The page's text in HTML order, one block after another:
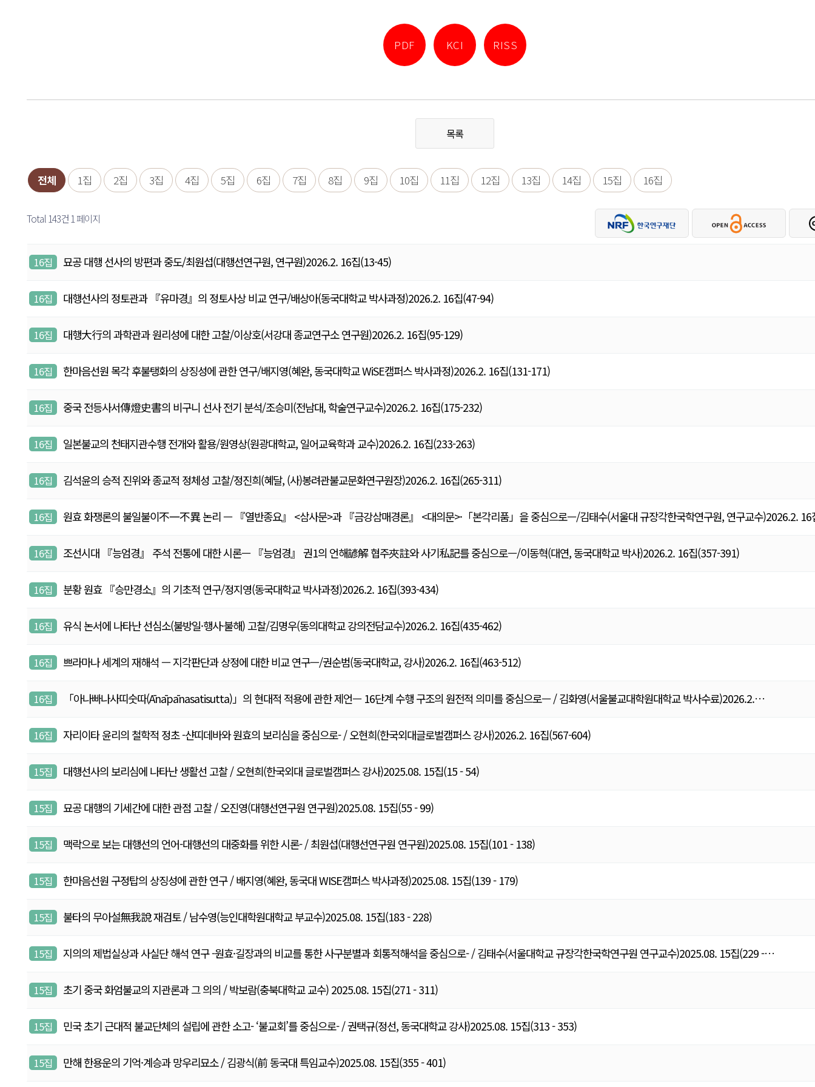
PDF KCI RISS
목록
전체 1집 2집 3집 4집 5집 6집 7집 8집 9집 10집 11집 12집 13집 14집 15집 16집
Total 143건1 페이지
16집 묘공 대행 선사의 방편과 중도/최원섭(대행선연구원, 연구원)2026.2. 16집(13-45)
16집 대행선사의 정토관과 『유마경』의 정토사상 비교 연구/배상아(동국대학교 박사과정)2026.2. 16집(47-94)
16집 대행大行의 과학관과 원리성에 대한 고찰/이상호(서강대 종교연구소 연구원)2026.2. 16집(95-129)
16집 한마음선원 목각 후불탱화의 상징성에 관한 연구/배지영(혜완, 동국대학교 WiSE캠퍼스 박사과정)2026.2. 16집(131-171)
16집 중국 전등사서傳燈史書의 비구니 선사 전기 분석/조승미(전남대, 학술연구교수)2026.2. 16집(175-232)
16집 일본불교의 천태지관수행 전개와 활용/원영상(원광대학교, 일어교육학과 교수)2026.2. 16집(233-263)
16집 김석윤의 승적 진위와 종교적 정체성 고찰/정진희(혜달, (사)봉려관불교문화연구원장)2026.2. 16집(265-311)
16집 원효 화쟁론의 불일불이不一不異 논리 — 『열반종요』 <삼사문>과 『금강삼매경론』 <대의문>·「본각리품」을 중심으로—/김태수(서울대 규장각한국학연구원, 연구교수)2026.2.
16집 조선시대 『능엄경』 주석 전통에 대한 시론— 『능엄경』 권1의 언해諺解 협주夾註와 사기私記를 중심으로—/이동혁(대연, 동국대학교 박사)2026.2. 16집(357-391)
16집 분황 원효 『승만경소』의 기초적 연구/정지영(동국대학교 박사과정)2026.2. 16집(393-434)
16집 유식 논서에 나타난 선심소(불방일·행사·불해) 고찰/김명우(동의대학교 강의전담교수)2026.2. 16집(435-462)
16집 쁘라마나 세계의 재해석 — 지각판단과 상정에 대한 비교 연구—/권순범(동국대학교, 강사)2026.2. 16집(463-512)
16집 「아나빠나사띠숫따(Ānāpānasatisutta)」의 현대적 적용에 관한 제언— 16단계 수행 구조의 원전적 의미를 중심으로— / 김화영(서울불교대학원대학교 박사수료)2026.2.…
16집 자리이타 윤리의 철학적 정초 -샨띠데바와 원효의 보리심을 중심으로- / 오현희(한국외대글로벌캠퍼스 강사)2026.2. 16집(567-604)
15집 대행선사의 보리심에 나타난 생활선 고찰 / 오현희(한국외대 글로벌캠퍼스 강사)2025.08. 15집(15 - 54)
15집 묘공 대행의 기세간에 대한 관점 고찰 / 오진영(대행선연구원 연구원)2025.08. 15집(55 - 99)
15집 맥락으로 보는 대행선의 언어-대행선의 대중화를 위한 시론- / 최원섭(대행선연구원 연구원)2025.08. 15집(101 - 138)
15집 한마음선원 구정탑의 상징성에 관한 연구 / 배지영(혜완, 동국대 WISE캠퍼스 박사과정)2025.08. 15집(139 - 179)
15집 불타의 무아설無我說 재검토 / 남수영(능인대학원대학교 부교수)2025.08. 15집(183 - 228)
15집 지의의 제법실상과 사실단 해석 연구 -원효·길장과의 비교를 통한 사구분별과 회통적해석을 중심으로- / 김태수(서울대학교 규장각한국학연구원 연구교수)2025.08. 15집(229 -…
15집 초기 중국 화엄불교의 지관론과 그 의의 / 박보람(충북대학교 교수) 2025.08. 15집(271 - 311)
15집 민국 초기 근대적 불교단체의 설립에 관한 소고- ‘불교회’를 중심으로- / 권택규(정선, 동국대학교 강사)2025.08. 15집(313 - 353)
15집 만해 한용운의 기억·계승과 망우리묘소 / 김광식(前 동국대 특임교수)2025.08. 15집(355 - 401)